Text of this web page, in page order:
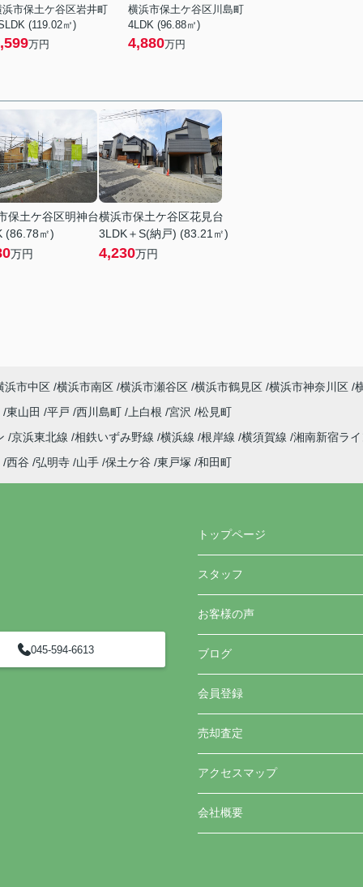
浜市保土ケ谷区岩井町
(119.02㎡)
万円
横浜市保土ケ谷区川島町
4LDK (96.88㎡)
4,880万円
保土ケ谷区明神台
(86.78㎡)
万円
横浜市保土ケ谷区花見台
3LDK＋S(納戸) (83.21㎡)
4,230万円
浜市中区 横浜市南区 横浜市瀬谷区 横浜市鶴見区 横浜市神奈川区
東山田 平戸 西川島町 上白根 宮沢
松見町
京浜東北線 相鉄いずみ野線 横浜線 根岸線 横須賀線 湘南新宿ラ
西谷 弘明寺 山手 保土ケ谷 東戸塚 和田町
045-594-6613
トップページ
スタッフ
お客様の声
ブログ
会員登録
売却査定
アクセスマップ
会社概要